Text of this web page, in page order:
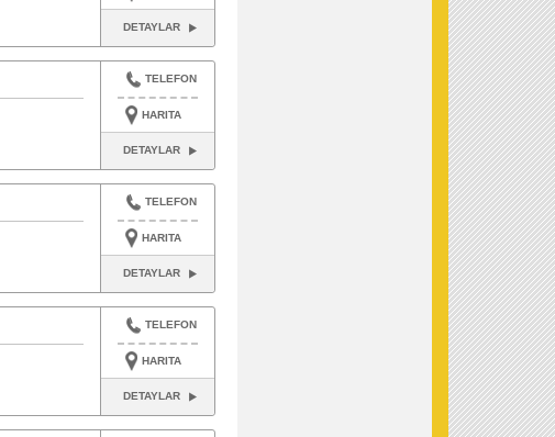
DETAYLAR
TELEFON
HARITA
DETAYLAR
TELEFON
HARITA
DETAYLAR
TELEFON
HARITA
DETAYLAR